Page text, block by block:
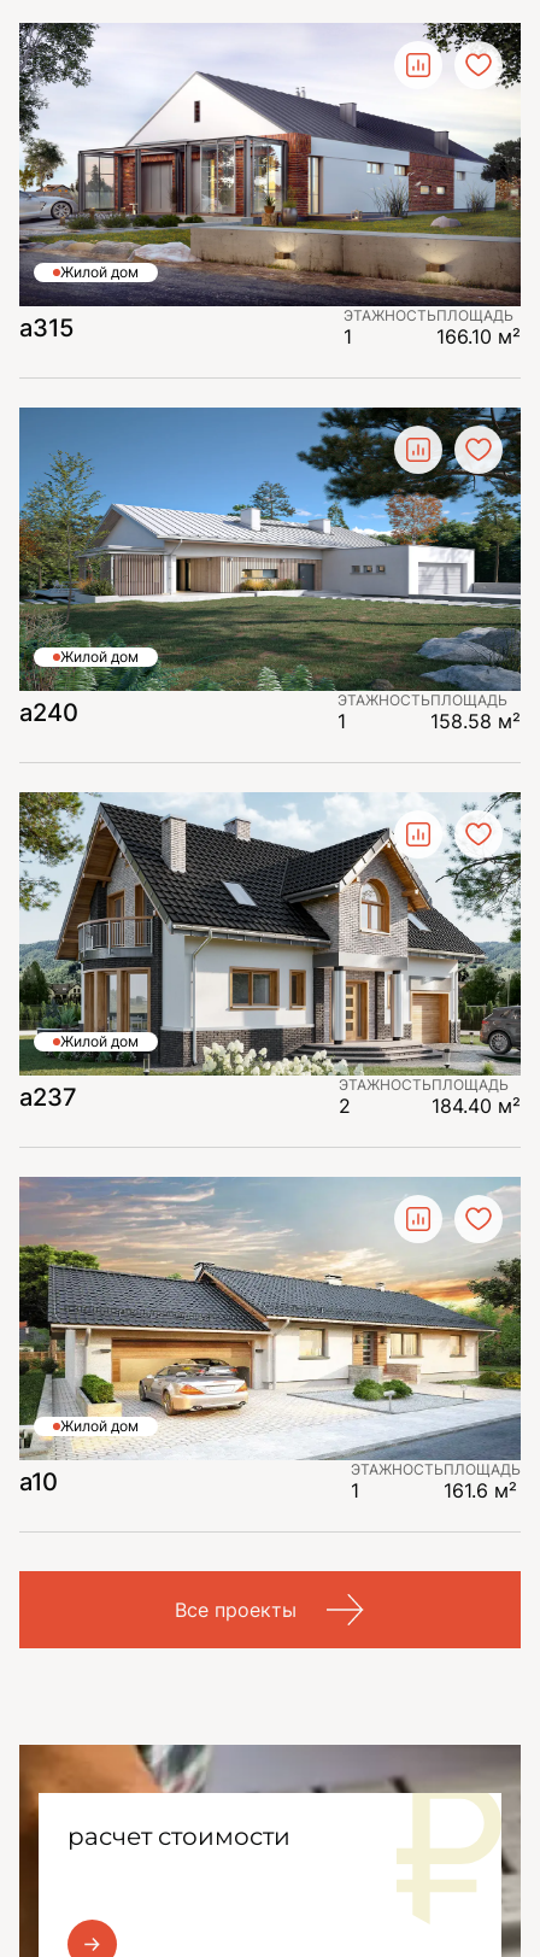
Жилой дом
а315 ЭТАЖНОСТЬ
1
ПЛОЩАДЬ
166.10 м²
Жилой дом
а240 ЭТАЖНОСТЬ
1
ПЛОЩАДЬ
158.58 м²
Жилой дом
a237 ЭТАЖНОСТЬ
2
ПЛОЩАДЬ
184.40 м²
Жилой дом
a10 ЭТАЖНОСТЬ
1
ПЛОЩАДЬ
161.6 м²
Все проекты
расчет стоимости